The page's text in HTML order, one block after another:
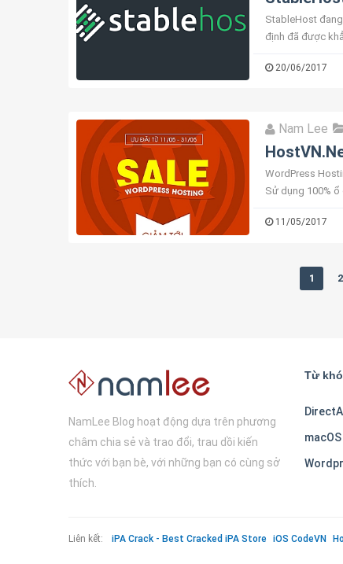
StableHost
định đã được
20/06/2017
Nam Lee
WordPress
Sử dụng 100%
11/05/2017
1 2
NamLee Blog hoạt động dựa trên phương
châm chia sẻ và trao đổi, trau dồi kiến
thức với bạn bè, với những bạn có cùng sở
thích.
Từ
macOS
Liên kết: iPA Crack - Best Cracked iPA Store iOS CodeVN